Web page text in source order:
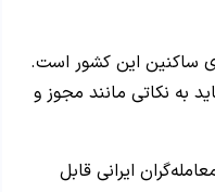
ساکنین این کشور است.
به نکاتی مانند مجوز و
ایرانی قابل